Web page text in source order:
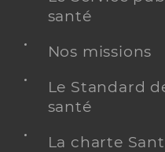
santé
Nos missions
Le Standard
santé
La charte